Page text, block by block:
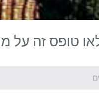
טופס זה על